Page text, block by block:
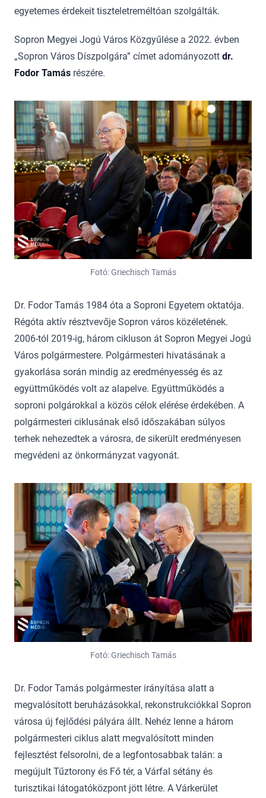
egyetemes érdekeit tiszteletreméltóan szolgálták.
Sopron Megyei Jogú Város Közgyűlése a 2022. évben
„Sopron Város Díszpolgára” címet adományozott dr.
Fodor Tamás részére.
Fotó: Griechisch Tamás
Dr. Fodor Tamás 1984 óta a Soproni Egyetem oktatója.
Régóta aktív résztvevője Sopron város közéletének.
2006-tól 2019-ig, három cikluson át Sopron Megyei Jogú
Város polgármestere. Polgármesteri hivatásának a
gyakorlása során mindig az eredményesség és az
együttműködés volt az alapelve. Együttműködés a
soproni polgárokkal a közös célok elérése érdekében. A
polgármesteri ciklusának első időszakában súlyos
terhek nehezedtek a városra, de sikerült eredményesen
megvédeni az önkormányzat vagyonát.
Fotó: Griechisch Tamás
Dr. Fodor Tamás polgármester irányítása alatt a
megvalósított beruházásokkal, rekonstrukciókkal Sopron
városa új fejlődési pályára állt. Nehéz lenne a három
polgármesteri ciklus alatt megvalósított minden
fejlesztést felsorolni, de a legfontosabbak talán: a
megújult Tűztorony és Fő tér, a Várfal sétány és
turisztikai látogatóközpont jött létre. A Várkerület